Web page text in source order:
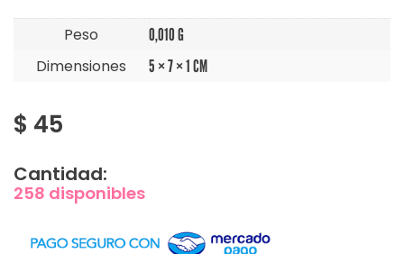
Peso 0,010 G
Dimensiones 5 × 7 × 1 CM
$ 45
Cantidad:
258 disponibles